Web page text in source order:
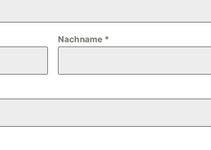
Nachname *